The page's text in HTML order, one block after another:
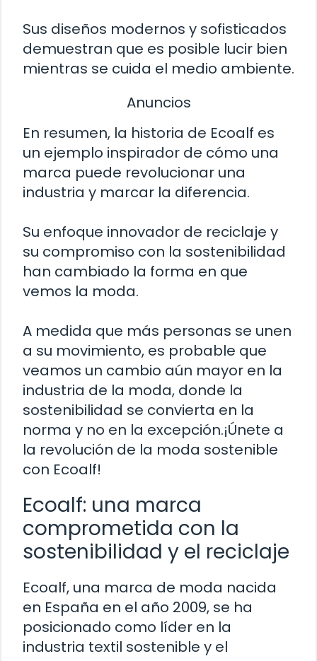
Sus diseños modernos y sofisticados
demuestran que es posible lucir bien
mientras se cuida el medio ambiente.
Anuncios
En resumen, la historia de Ecoalf es
un ejemplo inspirador de cómo una
marca puede revolucionar una
industria y marcar la diferencia.
Su enfoque innovador de reciclaje y
su compromiso con la sostenibilidad
han cambiado la forma en que
vemos la moda.
A medida que más personas se unen
a su movimiento, es probable que
veamos un cambio aún mayor en la
industria de la moda, donde la
sostenibilidad se convierta en la
norma y no en la excepción.¡Únete a
la revolución de la moda sostenible
con Ecoalf!
Ecoalf: una marca
comprometida con la
sostenibilidad y el reciclaje
Ecoalf, una marca de moda nacida
en España en el año 2009, se ha
posicionado como líder en la
industria textil sostenible y el